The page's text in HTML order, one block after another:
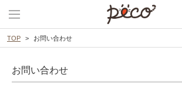
TOP お問い合わせ
お問い合わせ